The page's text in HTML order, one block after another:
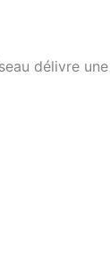
délivre une